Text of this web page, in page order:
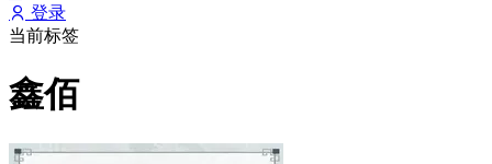
登录
当前标签
鑫佰